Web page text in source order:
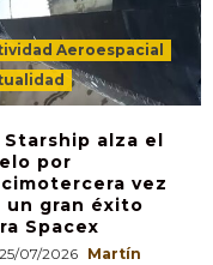
Aeroespacial
Starship alza el
por
vez
un gran éxito
Spacex
25/07/2026 Martín